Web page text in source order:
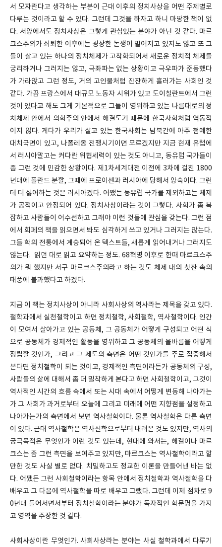
서 모자란다고 생각하는 부분이 근대 이후의 정치사상을 어떤 주제별로
다루는 것이라고 할 수 있다. 그런데 그것을 하자고 하니 마땅한 책이 없
다. 서양에서도 정치사상은 그렇게 관심있는 분야가 아닌 것 같다. 마르
크스주의가 쇠퇴한 이후에는 굉장한 논쟁이 벌어지고 있지도 않고 또 그
들이 살고 있는 하나의 정치체제가 고착화되어서 새로운 정치적 체제를
궁리하거나 그러지는 않고, 극좌파는 없는 상황이고 극우파가 준동했다
가 가라앉고 그런 정도, 거의 고인물처럼 잔잔하게 흘러가는 사회인 것
같다. 가끔 프랑스에서 대규모 노동자 시위가 있고 도이칠란트에서 그런
것이 있다고 해도 그게 기본적으로 그들이 영위하고 있는 나름대로의 정
치체제 안에서 의회주의 안에서 해결도기 때문에 한국사회처럼 역동적
이지 않다. 게다가 우리가 살고 있는 한국사회는 남북간에 아주 첨예한
대치국면이 있고, 나폴레옹 전쟁시기이면 모르겠지만 지금 현재 유럽에
서 러시아말고는 커다란 위협세력이 있는 것도 아니고, 동유럽 국가들이
좀 그런 것에 민감한 상황이다. 제1차세계대전 이전에 3차에 걸친 1800
년대에 폴란드 분할, 그때에 프로이센과 러시아에 당해서 앙숙이다. 그런
데 더 싫어하는 것은 러시아겠다. 어쨌든 동유럽 국가를 제외하고는 체제
가 공적이고 안정되어 있다. 정치사상이라는 것이 그렇다. 사회가 좀 복
잡하고 사람들이 어수선하고 그래야 이런 것들에 관심을 갖는다. 그런 점
에서 회페의 책을 읽으면서 봐도 심각하게 쓰고 있거나 그러지는 않는다.
그들 학의 전통에서 계승되어 온 텍스트들, 새롭게 읽어내거나 그러지도
않는다. 읽던 대로 읽고 요약하는 정도. 68혁명 이후로 한때 마르크스주
의가 뭐 했지만 서구 마르크스주의라고 하는 것도 체제 내의 찻잔 속의
태풍에 불과했다고 하겠다.
지금 이 책는 정치사상이 아니라 사회사상의 역사라는 제목을 갖고 있다.
철학과에서 실천철학이고 하면 정치철학, 사회철학, 역사철학이다. 인간
이 모여서 살아가고 있는 공동체, 그 공동체가 어떻게 구성되고 어떤 식
으로 공동체가 경제적인 활동을 영위하고 그 공동체의 올바름을 어떻게
정립할 것인가, 그리고 그 제도의 측면은 어떤 것인가를 주로 집중해서
본다면 정치철학이 되는 것이고, 경제적인 측면이라든가 공동체의 구성,
사람들의 삶에 대해서 좀 더 밀착하게 본다고 하면 사회철학이고, 그것이
역사적인 시간의 흐름 속에서 또는 시대 속에서 어떻게 변동해 나아가는
가 그 사회가 과거로부터 오늘에 그리고 미래에 어떤 지향점을 설정하고
나아가는가의 측면에서 보면 역사철학이다. 물론 역사철학은 다른 측면
이 있다. 근대 역사철학은 역사신학으로부터 내려온 것도 있지만, 역사의
궁극목적은 무엇인가 이런 것도 있는데, 현대에 와서는, 헤겔이나 마르
크스는 좀 그런 측면을 보여주고 있지만, 마르크스는 역사철학이라고 할
만한 것도 사실 별로 없다. 치밀하고도 정교한 이론을 만들어낸 바는 없
다. 어쨌든 그런 사회철학이라는 항목 안에서 정치철학과 역사철학을 다
배우고 그 다음에 역사철학을 따로 배우고 그랬다. 그런데 이제 점차로 9
0년대 들어서면서부터 정치철학이라는 분야가 독자적인 학문명을 가지
고 영역을 주장한 것 같다.
사회사상이란 무엇인가. 사회사상라는 분야는 사실 철학과에서 다루기